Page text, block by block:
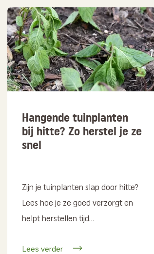
Hangende tuinplanten
bij hitte? Zo herstel je ze
snel
Zijn je tuinplanten slap door hitte?
Lees hoe je ze goed verzorgt en
helpt herstellen tijd...
Lees verder